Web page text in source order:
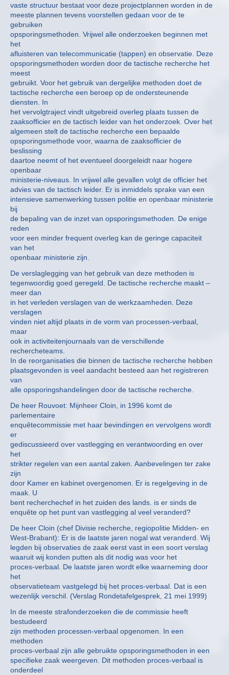
vaste structuur bestaat voor deze projectplannen worden in de
meeste plannen tevens voorstellen gedaan voor de te
gebruiken
opsporingsmethoden. Vrijwel alle onderzoeken beginnen met
het
afluisteren van telecommunicatie (tappen) en observatie. Deze
opsporingsmethoden worden door de tactische recherche het
meest
gebruikt. Voor het gebruik van dergelijke methoden doet de
tactische recherche een beroep op de ondersteunende
diensten. In
het vervolgtraject vindt uitgebreid overleg plaats tussen de
zaaksofficier en de tactisch leider van het onderzoek. Over het
algemeen stelt de tactische recherche een bepaalde
opsporingsmethode voor, waarna de zaaksofficier de
beslissing
daartoe neemt of het eventueel doorgeleidt naar hogere
openbaar
ministerie-niveaus. In vrijwel alle gevallen volgt de officier het
advies van de tactisch leider. Er is inmiddels sprake van een
intensieve samenwerking tussen politie en openbaar ministerie
bij
de bepaling van de inzet van opsporingsmethoden. De enige
reden
voor een minder frequent overleg kan de geringe capaciteit
van het
openbaar ministerie zijn.
De verslaglegging van het gebruik van deze methoden is
tegenwoordig goed geregeld. De tactische recherche maakt –
meer dan
in het verleden verslagen van de werkzaamheden. Deze
verslagen
vinden niet altijd plaats in de vorm van processen-verbaal,
maar
ook in activiteitenjournaals van de verschillende
rechercheteams.
In de reorganisaties die binnen de tactische recherche hebben
plaatsgevonden is veel aandacht besteed aan het registreren
van
alle opsporingshandelingen door de tactische recherche.
De heer Rouvoet: Mijnheer Cloin, in 1996 komt de
parlementaire
enquêtecommissie met haar bevindingen en vervolgens wordt
er
gediscussieerd over vastlegging en verantwoording en over
het
strikter regelen van een aantal zaken. Aanbevelingen ter zake
zijn
door Kamer en kabinet overgenomen. Er is regelgeving in de
maak. U
bent recherchechef in het zuiden des lands. is er sinds de
enquête op het punt van vastlegging al veel veranderd?
De heer Cloin (chef Divisie recherche, regiopolitie Midden- en
West-Brabant): Er is de laatste jaren nogal wat veranderd. Wij
legden bij observaties de zaak eerst vast in een soort verslag
waaruit wij konden putten als dit nodig was voor het
proces-verbaal. De laatste jaren wordt elke waarneming door
het
observatieteam vastgelegd bij het proces-verbaal. Dat is een
wezenlijk verschil. (Verslag Rondetafelgesprek, 21 mei 1999)
In de meeste strafonderzoeken die de commissie heeft
bestudeerd
zijn methoden processen-verbaal opgenomen. In een
methoden
proces-verbaal zijn alle gebruikte opsporingsmethoden in een
specifieke zaak weergeven. Dit methoden proces-verbaal is
onderdeel